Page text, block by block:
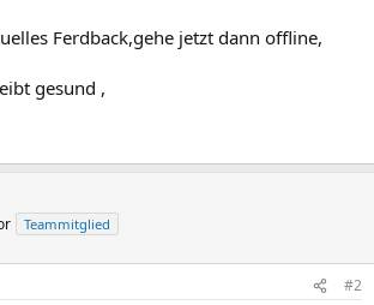
Ferdback,gehe jetzt dann offline,
gesund ,
Teammitglied
#2